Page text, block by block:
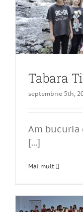
Tabara
septembrie 5th,
Am bucuria
[...]
Mai mult